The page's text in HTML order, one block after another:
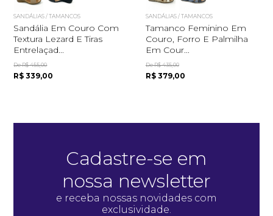
Quero me cadastrar
SANDÁLIAS / TAMANCOS
Sandália Em Couro Com
Textura Lezard E Tiras
Entrelaçad...
De R$ 455,00
R$ 339,00
SANDÁLIAS / TAMANCOS
Tamanco Feminino Em
Couro, Forro E Palmilha
Em Cour...
De R$ 435,00
R$ 379,00
Cadastre-se em
nossa newsletter
e receba nossas novidades com
exclusividade.